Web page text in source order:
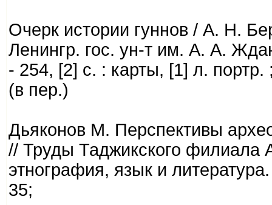
Очерк истории гуннов / А. Н.
Ленингр. гос. ун-т им. А. А.
- 254, [2] с. : карты, [1] л.
(в пер.)
Дьяконов М. Перспективы
// Труды Таджикского
этнография, язык и
35;